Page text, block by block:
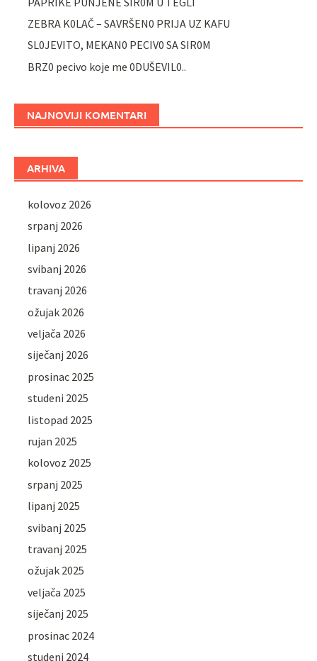
ZEBRA K0LAČ – SAVRŠEN0 PRIJA UZ KAFU
SL0JEVITO, MEKAN0 PECIV0 SA SIR0M
BRZ0 pecivo koje me 0DUŠEVIL0..
NAJNOVIJI KOMENTARI
ARHIVA
kolovoz 2026
srpanj 2026
lipanj 2026
svibanj 2026
travanj 2026
ožujak 2026
veljača 2026
siječanj 2026
prosinac 2025
studeni 2025
listopad 2025
rujan 2025
kolovoz 2025
srpanj 2025
lipanj 2025
svibanj 2025
travanj 2025
ožujak 2025
veljača 2025
siječanj 2025
prosinac 2024
studeni 2024